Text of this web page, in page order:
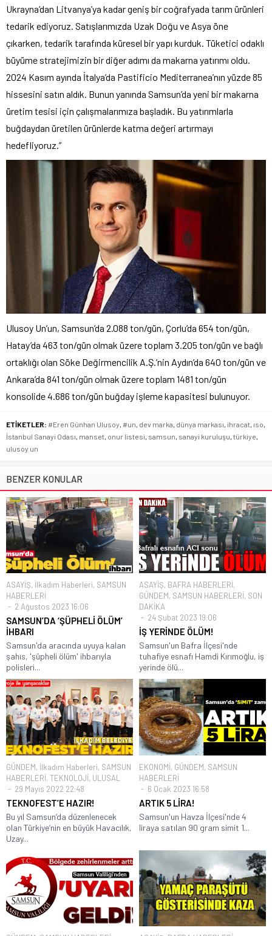
Ukrayna’dan Litvanya’ya kadar geniş bir coğrafyada tarım ürünleri
tedarik ediyoruz. Satışlarımızda Uzak Doğu ve Asya öne
çıkarken, tedarik tarafında küresel bir yapı kurduk. Tüketici odaklı
büyüme stratejimizin bir diğer adımı da makarna yatırımı oldu.
2024 Kasım ayında İtalya’da Pastificio Mediterranea’nın yüzde 85
hissesini satın aldık. Bunun yanında Samsun’da yeni bir makarna
üretim tesisi için çalışmalarımıza başladık. Bu yatırımlarla
buğdaydan üretilen ürünlerde katma değeri artırmayı
hedefliyoruz.”
Ulusoy Un’un, Samsun’da 2.088 ton/gün, Çorlu’da 654 ton/gün,
Hatay’da 463 ton/gün olmak üzere toplam 3.205 ton/gün ve bağlı
ortaklığı olan Söke Değirmencilik A.Ş.’nin Aydın’da 640 ton/gün ve
Ankara’da 841 ton/gün olmak üzere toplam 1481 ton/gün
konsolide 4.686 ton/gün buğday işleme kapasitesi bulunuyor.
ETİKETLER: #Eren Günhan Ulusoy, #un, dev marka, dünya markası, ihracat, ıso,
İstanbul Sanayi Odası, manset, onur listesi, samsun, sanayi kuruluşu, türkiye,
ulusoy un
BENZER KONULAR
ASAYİŞ, İlkadım Haberleri, SAMSUN
HABERLERİ
2 Ağustos 2023 16:06
SAMSUN’DA ‘ŞÜPHELİ ÖLÜM’
İHBARI
Samsun'da aracında uyuya kalan
şahıs, 'şüpheli ölüm' ihbarıyla
polisleri...
ASAYİŞ, BAFRA HABERLERİ,
GÜNDEM, SAMSUN HABERLERİ, SON
DAKİKA
24 Şubat 2023 19:06
İŞ YERİNDE ÖLÜM!
Samsun'un Bafra İlçesi'nde
tuhafiye esnafı Hamdi Kırımoğlu, iş
yerinde ölü...
GÜNDEM, İlkadım Haberleri, SAMSUN
HABERLERİ, TEKNOLOJİ, ULUSAL
29 Mayıs 2022 22:48
TEKNOFEST’E HAZIR!
Bu yıl Samsun’da düzenlenecek
olan Türkiye’nin en büyük Havacılık,
Uzay...
EKONOMİ, GÜNDEM, SAMSUN
HABERLERİ
6 Ocak 2023 16:58
ARTIK 5 LİRA!
Samsun'un Havza İlçesi'nde 4
liraya satılan 90 gram simit 1...